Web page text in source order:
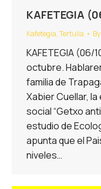
KAFETEGIA
Kafetegia,Tertulia By
KAFETEGIA (06/
octubre.
familia de
Xabier Cuellar,
social “Getxo
estudio de
apunta que el
niveles…